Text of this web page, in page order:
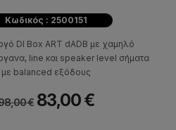
Κωδικός : 2500151
DI Box ART dADB με χαμηλό
line και speaker level σήματα
με balanced εξόδους
€ 83,00 €